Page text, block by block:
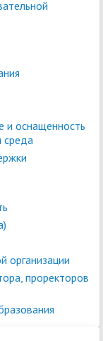
и оснащенность
среда
организации
проректоров